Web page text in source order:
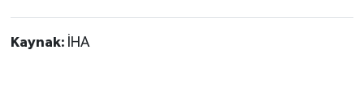
Kaynak: İHA